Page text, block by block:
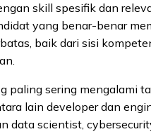
skill spesifik dan
yang benar-benar
baik dari sisi
paling sering mengalami
lain developer dan
data scientist,